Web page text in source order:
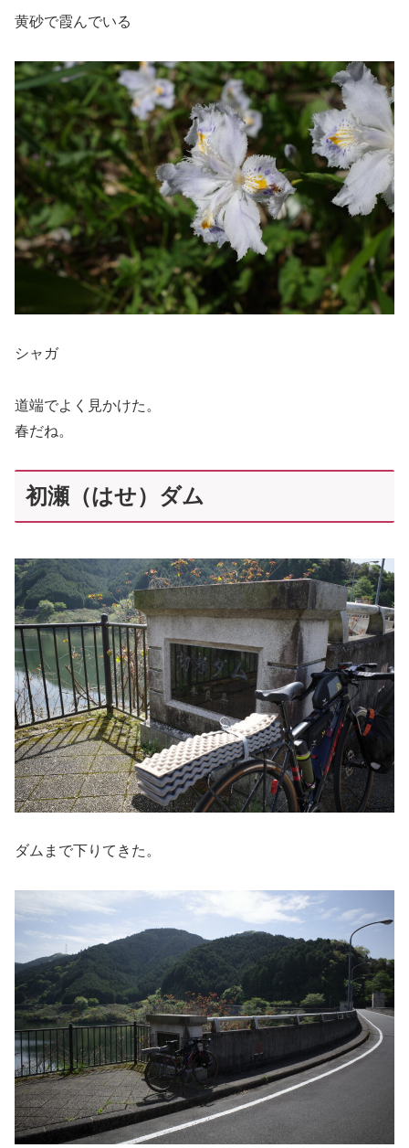
黄砂で霞んでいる
シャガ
道端でよく見かけた。
春だね。
初瀬（はせ）ダム
ダムまで下りてきた。